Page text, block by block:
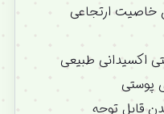
خاصیت ارتجاعی
اکسیدانی طبیعی
پوستی
قابل توجه